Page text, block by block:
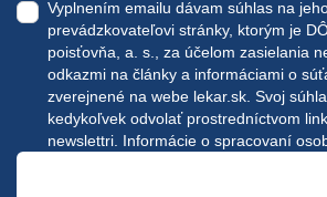
Vyplnením emailu dávam súhlas na
prevádzkovateľovi stránky, ktorým je
poisťovňa, a. s., za účelom zasielania
odkazmi na články a informáciami o
zverejnené na webe lekar.sk . Svoj
kedykoľvek odvolať prostredníctvom
newslettri. Informácie o spracovaní